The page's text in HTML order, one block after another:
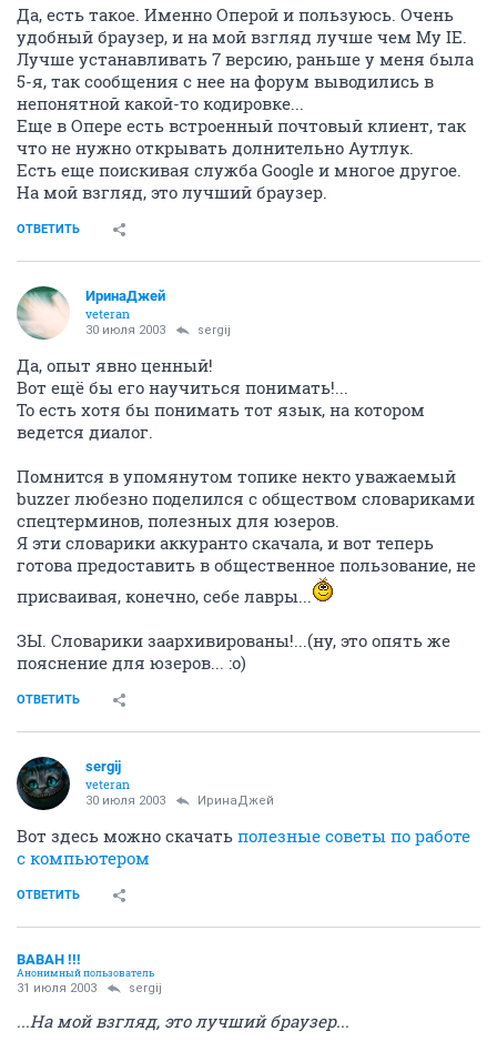
Да, есть такое. Именно Оперой и пользуюсь. Очень
удобный браузер, и на мой взгляд лучше чем My IE.
Лучше устанавливать 7 версию, раньше у меня была
5-я, так сообщения с нее на форум выводились в
непонятной какой-то кодировке...
Еще в Опере есть встроенный почтовый клиент, так
что не нужно открывать долнительно Аутлук.
Есть еще поискивая служба Google и многое другое.
На мой взгляд, это лучший браузер.
ОТВЕТИТЬ
ИринаДжей
veteran
30 июля 2003 sergij
Да, опыт явно ценный!
Вот ещё бы его научиться понимать!...
То есть хотя бы понимать тот язык, на котором
ведется диалог.
Помнится в упомянутом топике некто уважаемый
buzzer любезно поделился с обществом словариками
спецтерминов, полезных для юзеров.
Я эти словарики аккуранто скачала, и вот теперь
готова предоставить в общественное пользование, не
присваивая, конечно, себе лавры...
ЗЫ. Словарики заархивированы!...(ну, это опять же
пояснение для юзеров... :o)
ОТВЕТИТЬ
sergij
veteran
30 июля 2003 ИринаДжей
Вот здесь можно скачать полезные советы по работе
с компьютером
ОТВЕТИТЬ
BABAH !!!
Анонимный пользователь
31 июля 2003 sergij
...На мой взгляд, это лучший браузер...